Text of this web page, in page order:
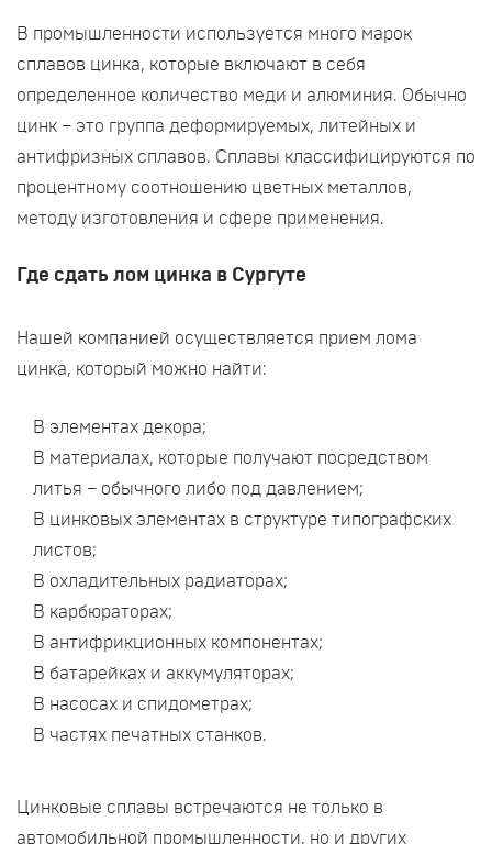
В промышленности используется много марок
сплавов цинка, которые включают в себя
определенное количество меди и алюминия. Обычно
цинк – это группа деформируемых, литейных и
антифризных сплавов. Сплавы классифицируются по
процентному соотношению цветных металлов,
методу изготовления и сфере применения.
Где сдать лом цинка в Сургуте
Нашей компанией осуществляется прием лома
цинка, который можно найти:
В элементах декора;
В материалах, которые получают посредством
литья – обычного либо под давлением;
В цинковых элементах в структуре типографских
листов;
В охладительных радиаторах;
В карбюраторах;
В антифрикционных компонентах;
В батарейках и аккумуляторах;
В насосах и спидометрах;
В частях печатных станков.
Цинковые сплавы встречаются не только в
автомобильной промышленности, но и других